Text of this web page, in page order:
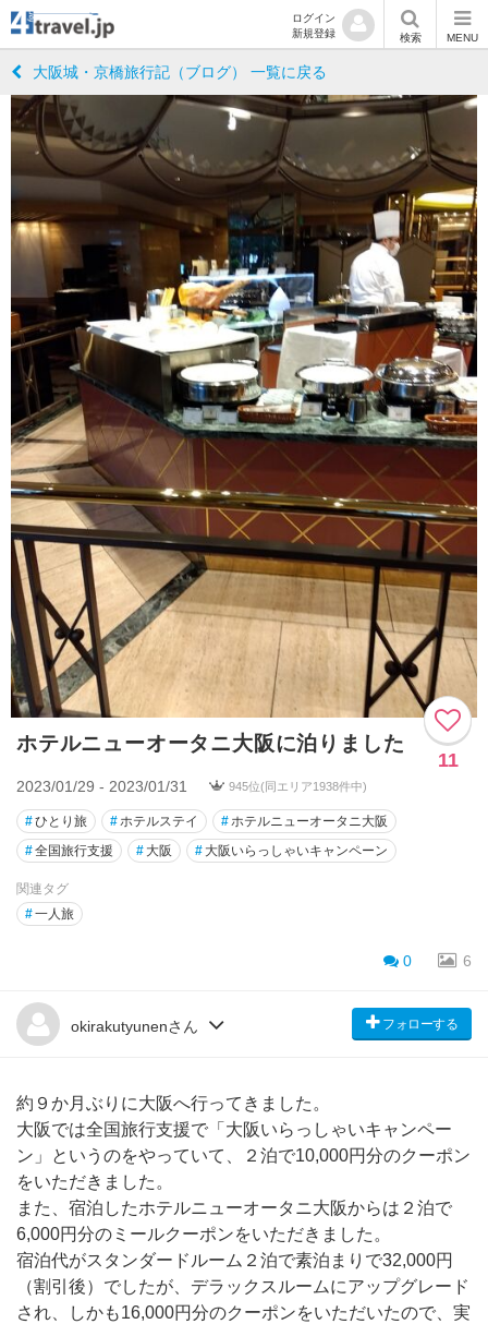
ログイン
新規登録
検索 MENU
大阪城・京橋旅行記（ブログ） 一覧に戻る
ホテルニューオータニ大阪に泊りました
11
2023/01/29 - 2023/01/31 945位(同エリア1938件中)
#ひとり旅 #ホテルステイ #ホテルニューオータニ大阪
#全国旅行支援 # 大阪 # 大阪いらっしゃいキャンペーン
関連タグ
#一人旅
0 6
okirakutyunenさん フォローする
約９か月ぶりに大阪へ行ってきました。
大阪では全国旅行支援で「大阪いらっしゃいキャンペー
ン」というのをやっていて、２泊で10,000円分のクーポン
をいただきました。
また、宿泊したホテルニューオータニ大阪からは２泊で
6,000円分のミールクーポンをいただきました。
宿泊代がスタンダードルーム２泊で素泊まりで32,000円
（割引後）でしたが、デラックスルームにアップグレード
され、しかも16,000円分のクーポンをいただいたので、実